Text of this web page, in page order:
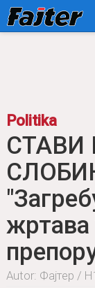
Politika
жртава
Autor: Фајтер /